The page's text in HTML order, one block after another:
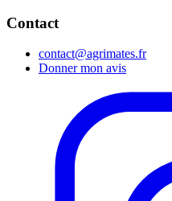
Contact
contact@agrimates.fr
Donner mon avis